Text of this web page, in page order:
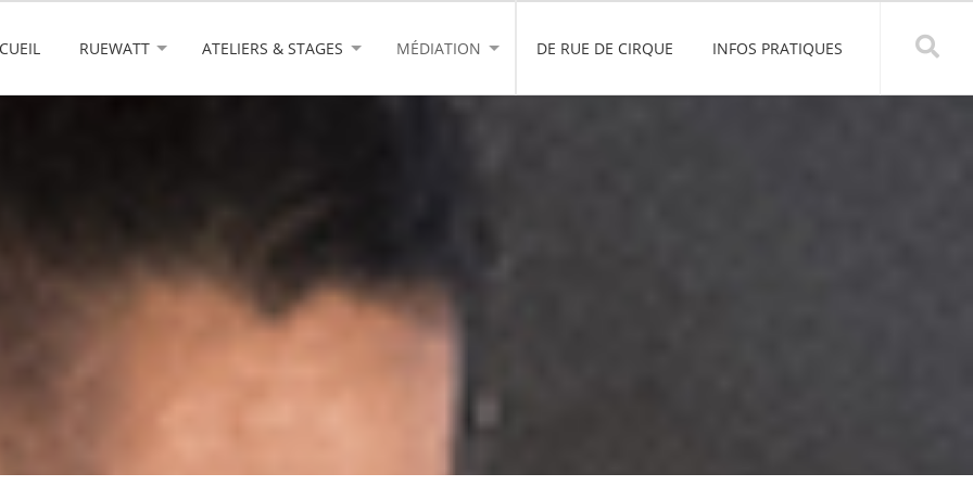
RUEWATT ATELIERS & STAGES MÉDIATION DE RUE DE CIRQUE INFOS PRATIQUES